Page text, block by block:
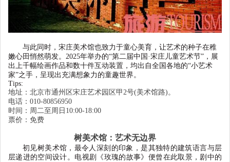
与此同时，宋庄美术馆也致力于童心美育，让艺术的种子在稚
嫩心田悄然萌发。 2025年举办的“第二届中国 ·宋庄儿童艺术节” ，展
出上千幅绘画作品和数十件互动装置，均出自全国各地的“小艺术
家”之手，呈现出充满想象力的童趣世界。
Tips:
地址：北京市通州区宋庄艺术园区甲2号(美术馆路)。
电话： 010-80856950
时间：周二至周日 10:00-18:00
票价：免费
树美术馆：艺术无边界
初见树美术馆，最令人深刻的印象，是其独特的建筑语言与层
层递进的空间设计。电视剧《玫瑰的故事》便曾在此取景，剧中的